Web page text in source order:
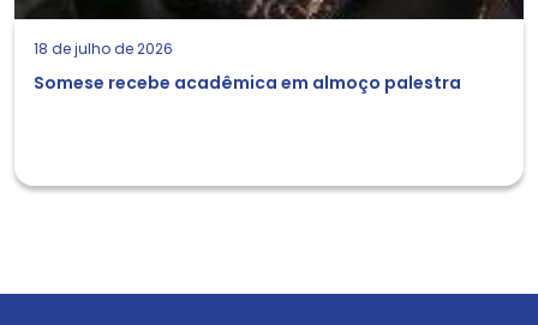
18 de julho de 2026
Somese recebe acadêmica em almoço palestra